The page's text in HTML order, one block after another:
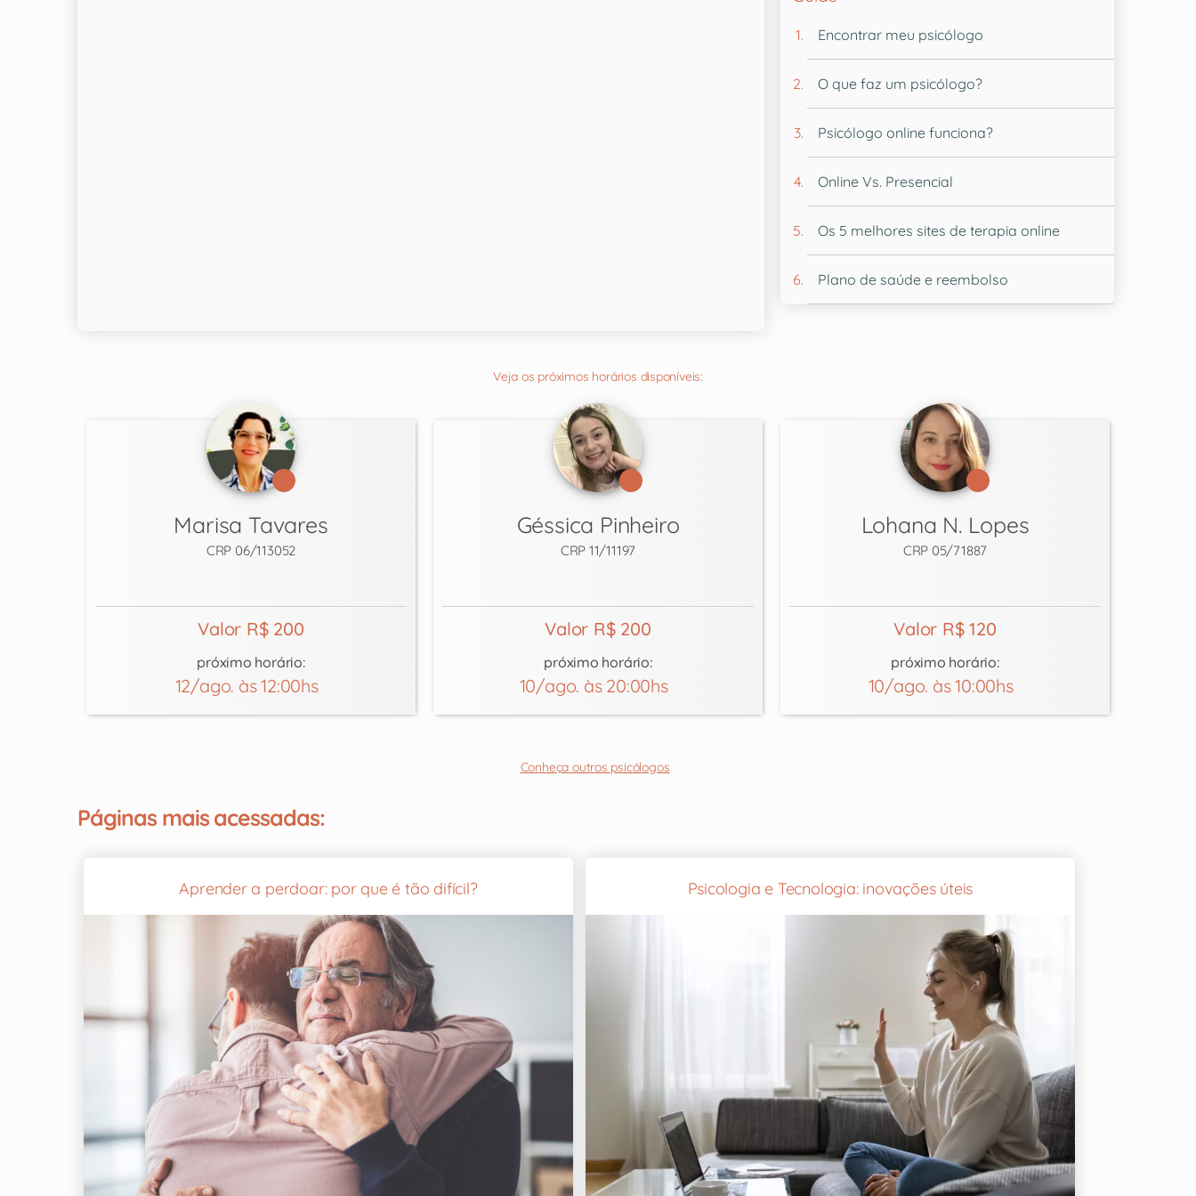
Encontrar meu psicólogo
O que faz um psicólogo?
Psicólogo online funciona?
Online Vs. Presencial
Os 5 melhores sites de terapia online
Plano de saúde e reembolso
Veja os próximos horários disponíveis:
Marisa Tavares
CRP 06/113052
Valor R$ 200
próximo horário:
12/ago. às 12:00hs
Géssica Pinheiro
CRP 11/11197
Valor R$ 200
próximo horário:
10/ago. às 20:00hs
Lohana N. Lopes
CRP 05/71887
Valor R$ 120
próximo horário:
10/ago. às 10:00hs
Conheça outros psicólogos
Páginas mais acessadas:
Aprender a perdoar: por que é tão difícil? Psicologia e Tecnologia: inovações úteis